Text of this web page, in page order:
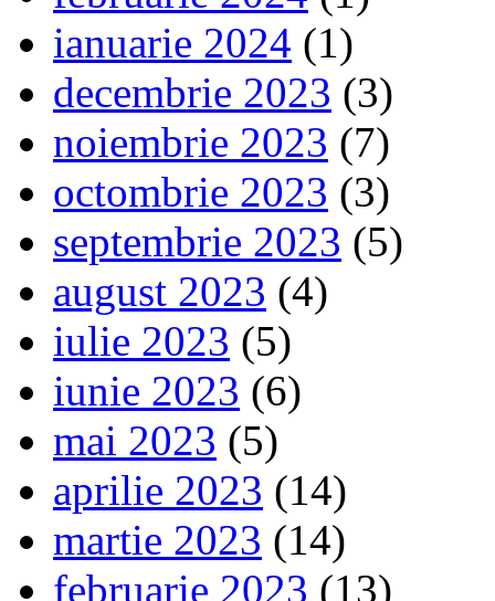
ianuarie 2024 (1)
decembrie 2023 (3)
noiembrie 2023 (7)
octombrie 2023 (3)
septembrie 2023 (5)
august 2023 (4)
iulie 2023 (5)
iunie 2023 (6)
mai 2023 (5)
aprilie 2023 (14)
martie 2023 (14)
februarie 2023 (13)